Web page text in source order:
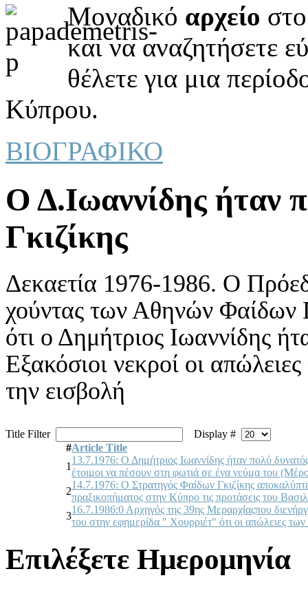
Μοναδικό αρχείο
και να αναζητήσετε
θέλετε για μια
Κύπρου.
ΒΙΟΓΡΑΦΙΚΟ
Ο Δ.Ιωαννίδης ήταν
Γκιζίκης
Δεκαετία 1976-1986. Ο
χούντας των Αθηνών Φαίδων
ότι ο Δημήτριος Ιωαννίδης
Εξακόσιοι νεκροί οι
την εισβολή
Title Filter
Display #
#Article Title
1
13.7.1976: Ο Δημήτριος Ιωαννίδης ήταν πολύ
έτοιμοι να πέσουν στη φωτιά σε ένα νεύμα του
2
14.7.1976: Ο Στρατηγός Φαίδων Γκιζίκης
πραξικοπήματος στην Κύπρο τις προτάσεις του
3
16.7.1986:0 Αρχηγός της 39ης Μεραρχίαςπου
του στην εφημερίδα " Χουρριέτ" ότι οι απώλειες
Επιλέξετε Ημερομηνία